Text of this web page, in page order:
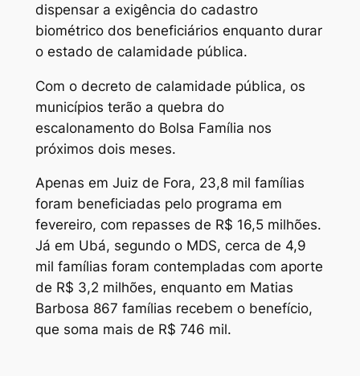
dispensar a exigência do cadastro
biométrico dos beneficiários enquanto durar
o estado de calamidade pública.
Com o decreto de calamidade pública, os
municípios terão a quebra do
escalonamento do Bolsa Família nos
próximos dois meses.
Apenas em Juiz de Fora, 23,8 mil famílias
foram beneficiadas pelo programa em
fevereiro, com repasses de R$ 16,5 milhões.
Já em Ubá, segundo o MDS, cerca de 4,9
mil famílias foram contempladas com aporte
de R$ 3,2 milhões, enquanto em Matias
Barbosa 867 famílias recebem o benefício,
que soma mais de R$ 746 mil.